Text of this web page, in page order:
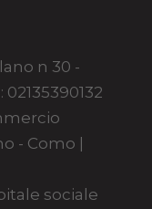
n 30 -
- Como |
sociale